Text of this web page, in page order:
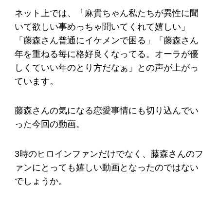
ネット上では、「麻貴ちゃん私たちが異性に聞
いて欲しい事めっちゃ聞いてくれて嬉しい」
「藤森さん普通にイケメンで困る」「藤森さん
年を重ねる毎に格好良くなってる。オーラが優
しくていい年のとり方だなぁ」との声が上がっ
ています。
藤森さんの気になる恋愛事情にも切り込んでい
った今回の動画。
3時のヒロインファンだけでなく、藤森さんのフ
ァンにとっても嬉しい動画となったのではない
でしょうか。